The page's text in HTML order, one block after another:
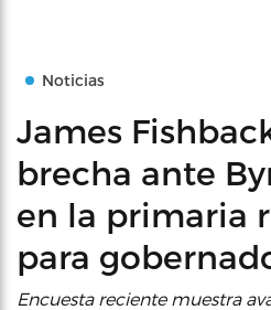
Noticias
James
brecha ante
en la primaria
para
Encuesta reciente muestra